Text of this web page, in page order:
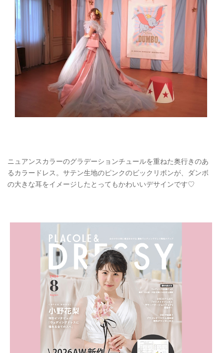
ニュアンスカラーのグラデーションチュールを重ねた奥行きのあ
るカラードレス。サテン生地のピンクのビックリボンが、ダンボ
の大きな耳をイメージしたとってもかわいいデサインです♡